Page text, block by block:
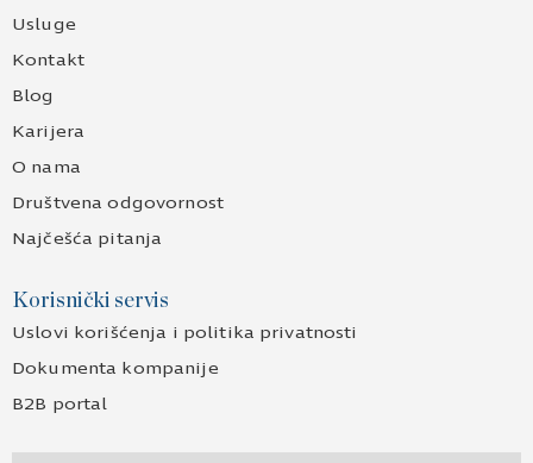
Usluge
Kontakt
Blog
Karijera
O nama
Društvena odgovornost
Najčešća pitanja
Korisnički servis
Uslovi korišćenja i politika privatnosti
Dokumenta kompanije
B2B portal